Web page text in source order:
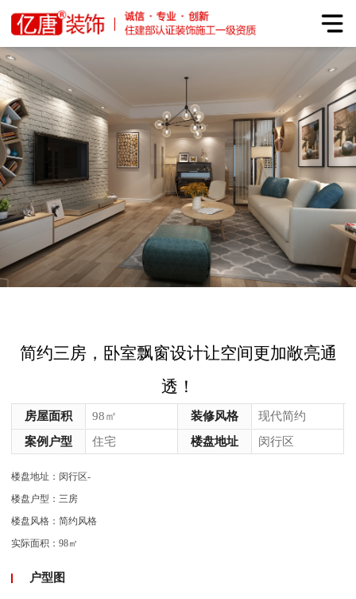
简约三房，卧室飘窗设计让空间更加敞亮通
透！
房屋面积 98㎡ 装修风格
现代简约
案例户型
住宅 楼盘地址 闵行区
楼盘地址：闵行区-
楼盘户型：三房
楼盘风格：简约风格
实际面积：98㎡
户型图